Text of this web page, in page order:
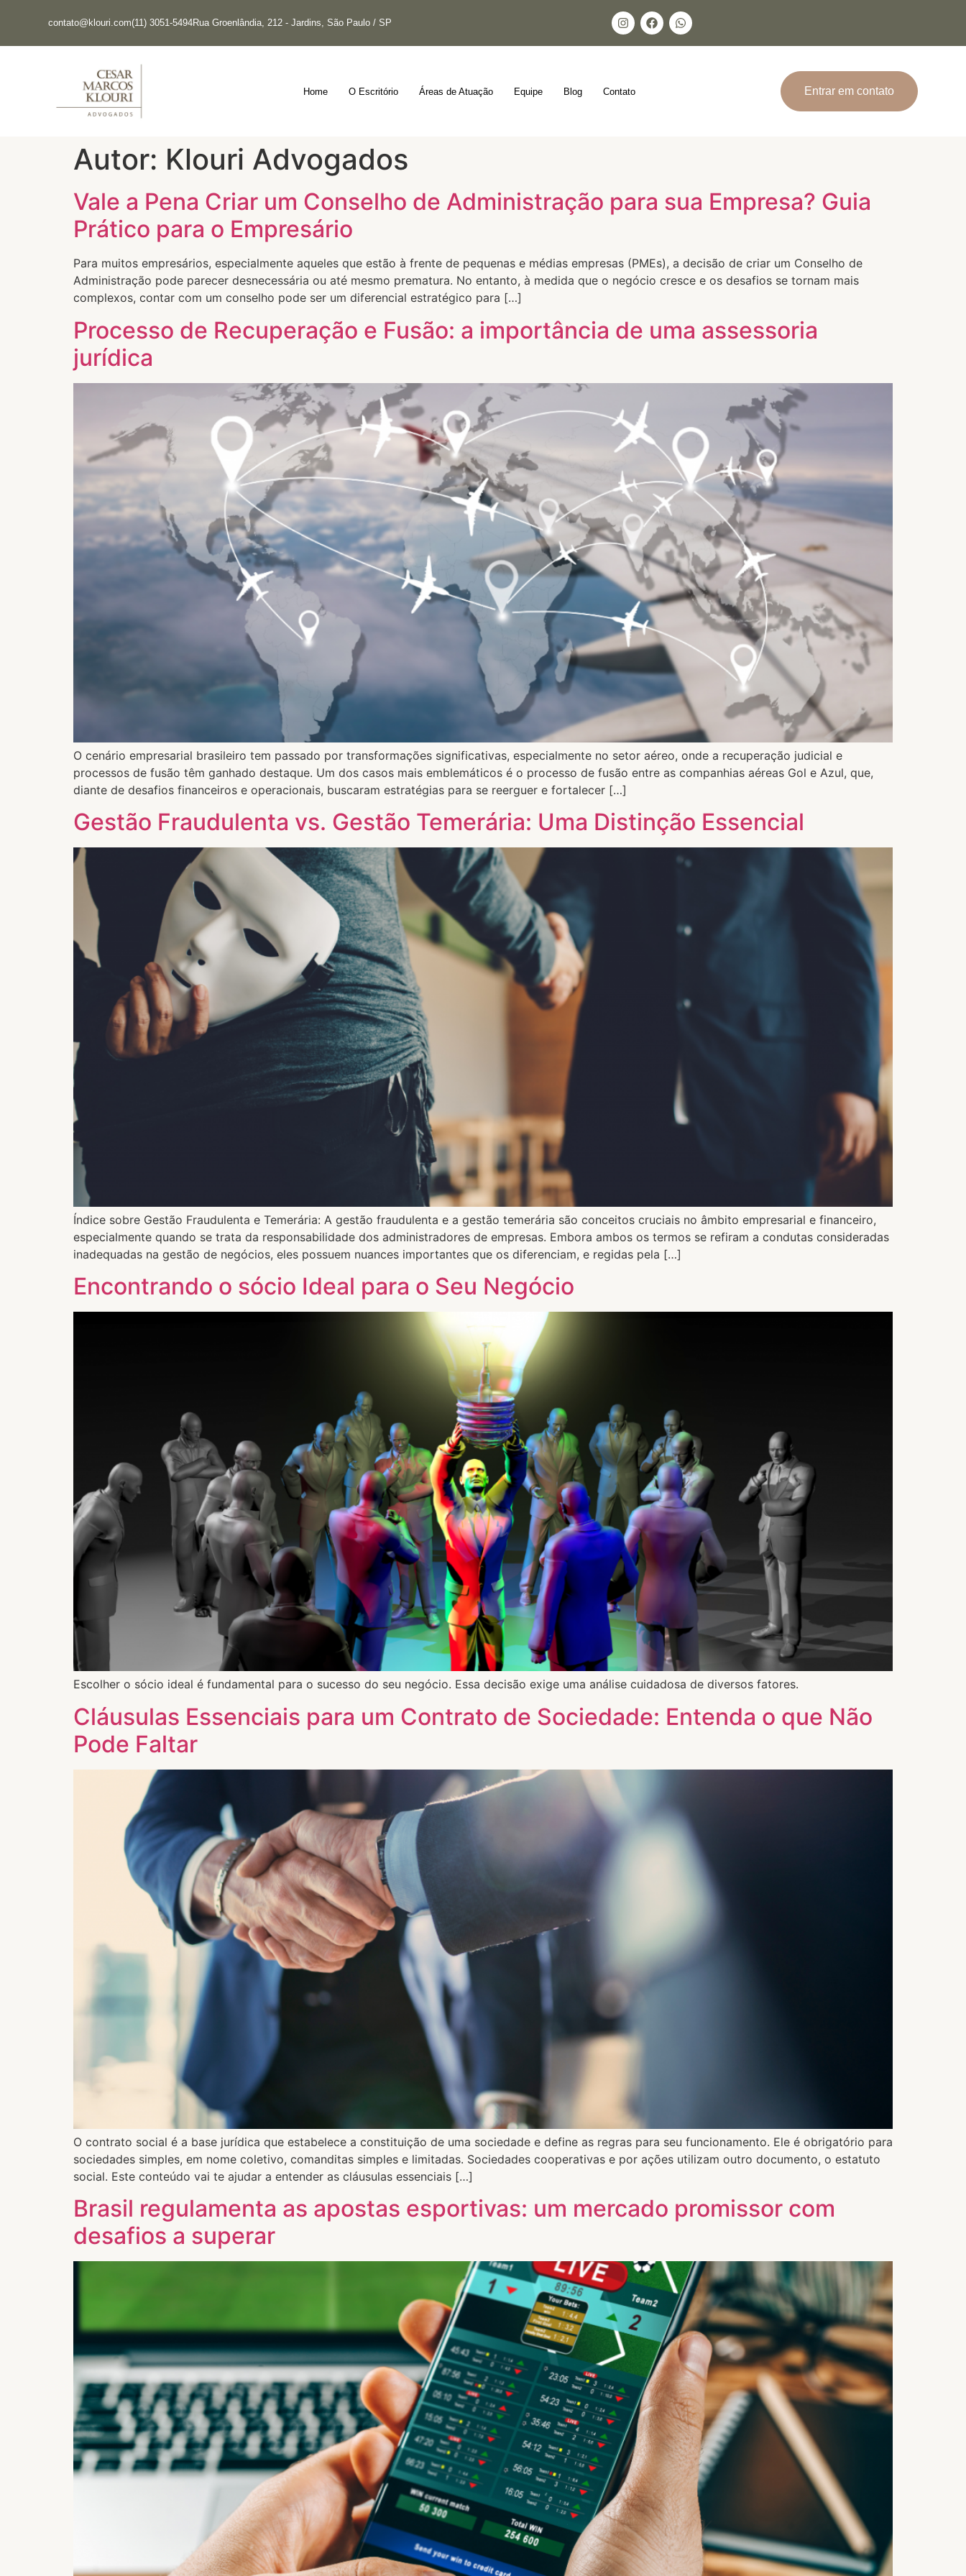
contato@klouri.com(11) 3051-5494Rua Groenlândia, 212 - Jardins, São Paulo / SP
Home O Escritório Áreas de Atuação Equipe Blog Contato Entrar em contato
Autor: Klouri Advogados
Vale a Pena Criar um Conselho de Administração para sua Empresa? Guia
Prático para o Empresário
Para muitos empresários, especialmente aqueles que estão à frente de pequenas e médias empresas (PMEs), a decisão de criar um Conselho de
Administração pode parecer desnecessária ou até mesmo prematura. No entanto, à medida que o negócio cresce e os desafios se tornam mais
complexos, contar com um conselho pode ser um diferencial estratégico para […]
Processo de Recuperação e Fusão: a importância de uma assessoria
jurídica
O cenário empresarial brasileiro tem passado por transformações significativas, especialmente no setor aéreo, onde a recuperação judicial e
processos de fusão têm ganhado destaque. Um dos casos mais emblemáticos é o processo de fusão entre as companhias aéreas Gol e Azul, que,
diante de desafios financeiros e operacionais, buscaram estratégias para se reerguer e fortalecer […]
Gestão Fraudulenta vs. Gestão Temerária: Uma Distinção Essencial
Índice sobre Gestão Fraudulenta e Temerária: A gestão fraudulenta e a gestão temerária são conceitos cruciais no âmbito empresarial e financeiro,
especialmente quando se trata da responsabilidade dos administradores de empresas. Embora ambos os termos se refiram a condutas consideradas
inadequadas na gestão de negócios, eles possuem nuances importantes que os diferenciam, e regidas pela […]
Encontrando o sócio Ideal para o Seu Negócio
Escolher o sócio ideal é fundamental para o sucesso do seu negócio. Essa decisão exige uma análise cuidadosa de diversos fatores.
Cláusulas Essenciais para um Contrato de Sociedade: Entenda o que Não
Pode Faltar
O contrato social é a base jurídica que estabelece a constituição de uma sociedade e define as regras para seu funcionamento. Ele é obrigatório para
sociedades simples, em nome coletivo, comanditas simples e limitadas. Sociedades cooperativas e por ações utilizam outro documento, o estatuto
social. Este conteúdo vai te ajudar a entender as cláusulas essenciais […]
Brasil regulamenta as apostas esportivas: um mercado promissor com
desafios a superar